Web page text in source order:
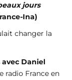
jours
Ina)
changer la
Daniel
radio France en